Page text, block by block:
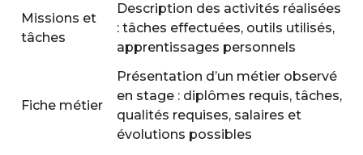
Missions et
tâches
Description des activités réalisées
: tâches effectuées, outils utilisés,
apprentissages personnels
Fiche métier
Présentation d’un métier observé
en stage : diplômes requis, tâches,
qualités requises, salaires et
évolutions possibles